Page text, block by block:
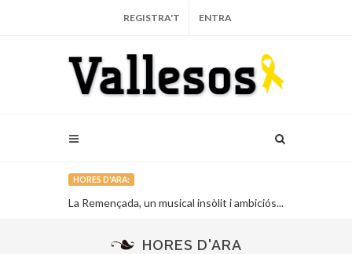
REGISTRA'T ENTRA
HORES D'ARA:
La Remençada, un musical insòlit i ambiciós...
HORES D'ARA